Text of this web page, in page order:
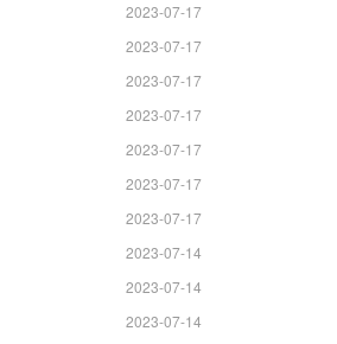
2023-07-17
2023-07-17
2023-07-17
2023-07-17
2023-07-17
2023-07-17
2023-07-17
2023-07-14
2023-07-14
2023-07-14